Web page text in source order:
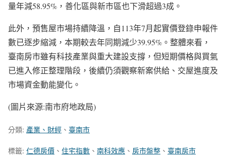
量年減58.95%，善化區與新市區也下滑超過3成。
此外，預售屋市場持續降溫，自113年7月起實價登錄申報件
數已逐步縮減，本期較去年同期減少39.95%。整體來看，
臺南房市雖有科技產業與重大建設支撐，但短期價格與買氣
已進入修正整理階段，後續仍須觀察新案供給、交屋進度及
市場資金動能變化。
(圖片來源:南市府地政局)
分類: 產業、財經 、 臺南市
標籤: 仁德房價 、 住宅指數 、 南科效應 、 房市盤整 、 臺南房市